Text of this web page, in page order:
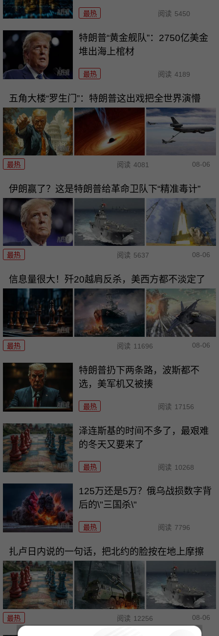
最热 阅读 5450
特朗普“黄金舰队”：2750亿美金
堆出海上棺材
最热 阅读 4189
五角大楼“罗生门”：特朗普这出戏把全世界演懵
最热 阅读 4081 08-06
伊朗赢了？这是特朗普给革命卫队下“精准毒计”
最热 阅读 5637 08-06
信息量很大！歼20越肩反杀，美西方都不淡定了
最热 阅读 11696 08-06
特朗普扔下两条路，波斯都不
选，美军机又被揍
最热 阅读 17156
泽连斯基的时间不多了，最艰难
的冬天又要来了
最热 阅读 10268
125万还是5万？俄乌战损数字背
后的\"三国杀\"
最热 阅读 7796
扎卢日内说的一句话，把北约的脸按在地上摩擦
最热 阅读 12256 08-06